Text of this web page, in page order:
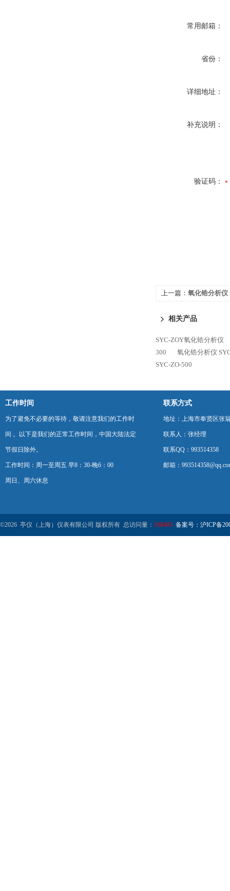
常用邮箱：
省份：
详细地址：
补充说明：
验证码：
上一篇： 氧化锆分析仪
相关产品
SYC-ZOY氧化锆分析仪
300
氧化锆分析仪
SYC-ZO-500
工作时间
为了避免不必要的等待，敬请注意我们的工作时
间 。以下是我们的正常工作时间，中国大陆法定
节假日除外。
工作时间：周一至周五 早8：30-晚6：00
周日、周六休息
联系方式
地址：上海市奉贤区张
联系人：张经理
联系QQ：993514358
邮箱：
©2026 亭仪（上海）仪表有限公司 版权所有 总访问量： 168403 备案号：沪ICP备